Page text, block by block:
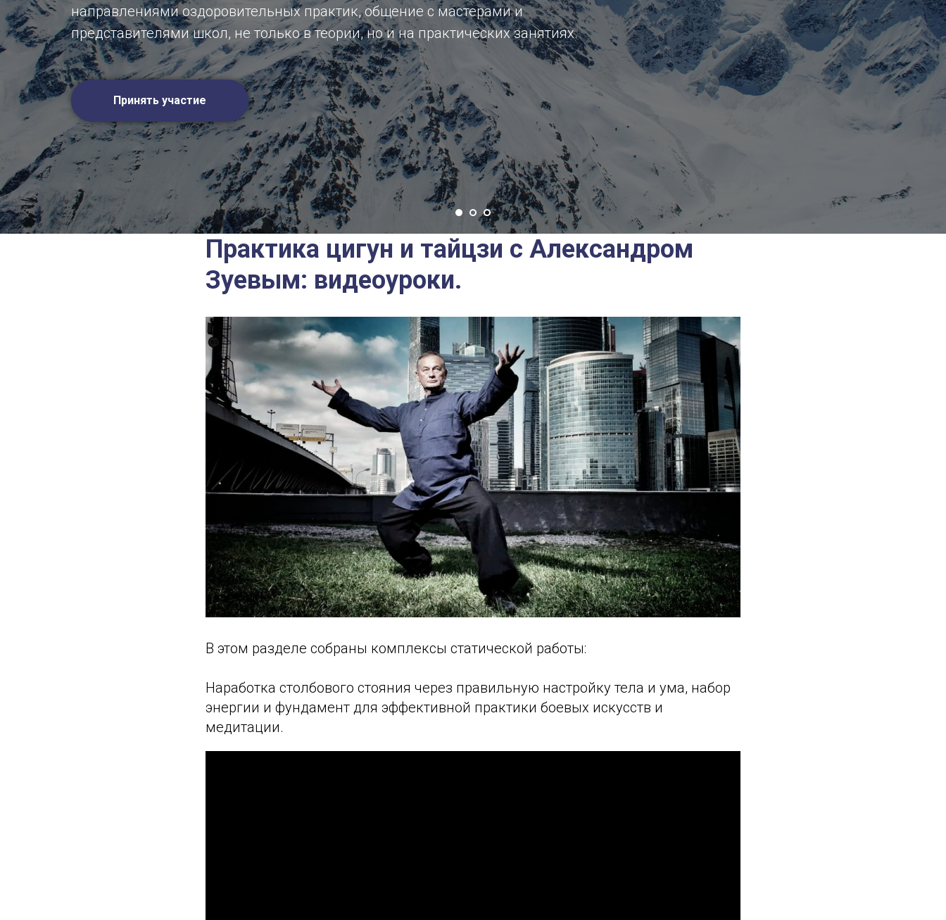
направлениями оздоровительных практик, общение с мастерами и
представителями школ, не только в теории, но и на практических занятиях.
Принять участие
Практика цигун и тайцзи с Александром
Зуевым: видеоуроки.
В этом разделе собраны комплексы статической работы:
Наработка столбового стояния через правильную настройку тела и ума, набор
энергии и фундамент для эффективной практики боевых искусств и
медитации.